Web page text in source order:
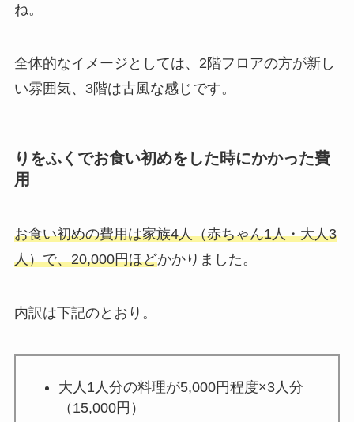
ね。
全体的なイメージとしては、2階フロアの方が新し
い雰囲気、3階は古風な感じです。
りをふくでお食い初めをした時にかかった費
用
お食い初めの費用は家族4人（赤ちゃん1人・大人3
人）で、20,000円ほどかかりました。
内訳は下記のとおり。
大人1人分の料理が5,000円程度×3人分
（15,000円）